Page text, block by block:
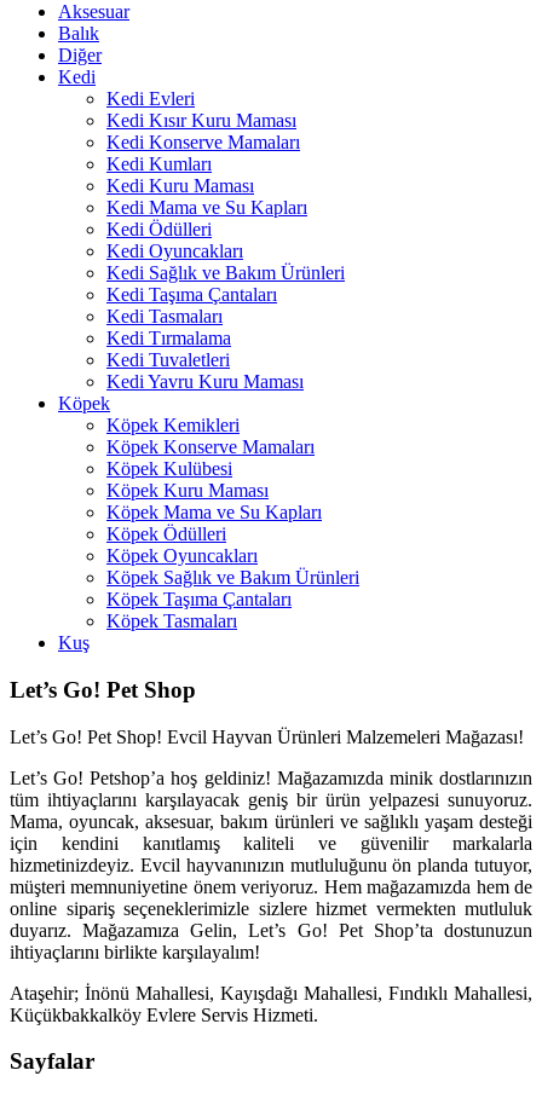
Aksesuar
Balık
Diğer
Kedi
Kedi Evleri
Kedi Kısır Kuru Maması
Kedi Konserve Mamaları
Kedi Kumları
Kedi Kuru Maması
Kedi Mama ve Su Kapları
Kedi Ödülleri
Kedi Oyuncakları
Kedi Sağlık ve Bakım Ürünleri
Kedi Taşıma Çantaları
Kedi Tasmaları
Kedi Tırmalama
Kedi Tuvaletleri
Kedi Yavru Kuru Maması
Köpek
Köpek Kemikleri
Köpek Konserve Mamaları
Köpek Kulübesi
Köpek Kuru Maması
Köpek Mama ve Su Kapları
Köpek Ödülleri
Köpek Oyuncakları
Köpek Sağlık ve Bakım Ürünleri
Köpek Taşıma Çantaları
Köpek Tasmaları
Kuş
Let’s Go! Pet Shop
Let’s Go! Pet Shop! Evcil Hayvan Ürünleri Malzemeleri Mağazası!
Let’s Go! Petshop’a hoş geldiniz! Mağazamızda minik dostlarınızın
tüm ihtiyaçlarını karşılayacak geniş bir ürün yelpazesi sunuyoruz.
Mama, oyuncak, aksesuar, bakım ürünleri ve sağlıklı yaşam desteği
için kendini kanıtlamış kaliteli ve güvenilir markalarla
hizmetinizdeyiz. Evcil hayvanınızın mutluluğunu ön planda tutuyor,
müşteri memnuniyetine önem veriyoruz. Hem mağazamızda hem de
online sipariş seçeneklerimizle sizlere hizmet vermekten mutluluk
duyarız. Mağazamıza Gelin, Let’s Go! Pet Shop’ta dostunuzun
ihtiyaçlarını birlikte karşılayalım!
Ataşehir; İnönü Mahallesi, Kayışdağı Mahallesi, Fındıklı Mahallesi,
Küçükbakkalköy Evlere Servis Hizmeti.
Sayfalar